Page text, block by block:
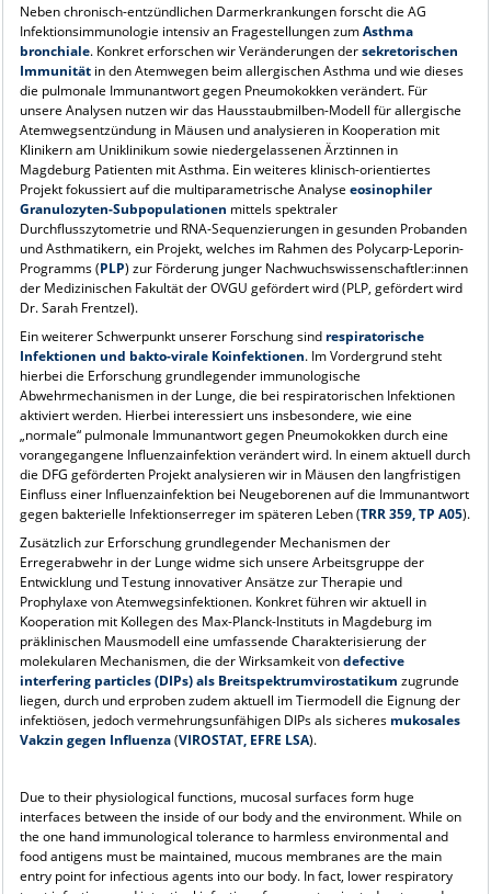
Neben chronisch-entzündlichen Darmerkrankungen forscht die AG
Infektionsimmunologie intensiv an Fragestellungen zumAsthma
bronchiale. Konkret erforschen wir Veränderungen dersekretorischen
Immunitätin den Atemwegen beim allergischen Asthma und wie dieses
die pulmonale Immunantwort gegen Pneumokokken verändert. Für
unsere Analysen nutzen wir das Hausstaubmilben-Modell für allergische
Atemwegsentzündung in Mäusen und analysieren in Kooperation mit
Klinikern am Uniklinikum sowie niedergelassenen Ärztinnen in
Magdeburg Patienten mit Asthma. Ein weiteres klinisch-orientiertes
Projekt fokussiert auf die multiparametrische Analyse eosinophiler
Granulozyten-Subpopulationen mittels spektraler
Durchflusszytometrie und RNA-Sequenzierungen in gesunden Probanden
und Asthmatikern, ein Projekt, welches im Rahmen des Polycarp-Leporin-
Programms (PLP) zur Förderung junger Nachwuchswissenschaftler:innen
der Medizinischen Fakultät der OVGU gefördert wird (PLP, gefördert wird
Dr. Sarah Frentzel).
Ein weiterer Schwerpunkt unserer Forschung sind respiratorische
Infektionen und bakto-virale Koinfektionen. Im Vordergrund steht
hierbei die Erforschung grundlegender immunologische
Abwehrmechanismen in der Lunge, die bei respiratorischen Infektionen
aktiviert werden. Hierbei interessiert uns insbesondere, wie eine
„normale“ pulmonale Immunantwort gegen Pneumokokken durch eine
vorangegangene Influenzainfektion verändert wird. In einem aktuell durch
die DFG geförderten Projekt analysieren wir in Mäusen den langfristigen
Einfluss einer Influenzainfektion bei Neugeborenen auf die Immunantwort
gegen bakterielle Infektionserreger im späteren Leben (TRR 359, TP A05).
Zusätzlich zur Erforschung grundlegender Mechanismen der
Erregerabwehr in der Lunge widme sich unsere Arbeitsgruppe der
Entwicklung und Testung innovativer Ansätze zur Therapie und
Prophylaxe von Atemwegsinfektionen. Konkret führen wir aktuell in
Kooperation mit Kollegen des Max-Planck-Instituts in Magdeburg im
präklinischen Mausmodell eine umfassende Charakterisierung der
molekularen Mechanismen, die der Wirksamkeit vondefective
interfering particles (DIPs) als Breitspektrumvirostatikum zugrunde
liegen, durch und erproben zudem aktuell im Tiermodell die Eignung der
infektiösen, jedoch vermehrungsunfähigen DIPs als sicheres mukosales
Vakzin gegen Influenza(VIROSTAT, EFRE LSA).
Due to their physiological functions, mucosal surfaces form huge
interfaces between the inside of our body and the environment. While on
the one hand immunological tolerance to harmless environmental and
food antigens must be maintained, mucous membranes are the main
entry point for infectious agents into our body. In fact, lower respiratory